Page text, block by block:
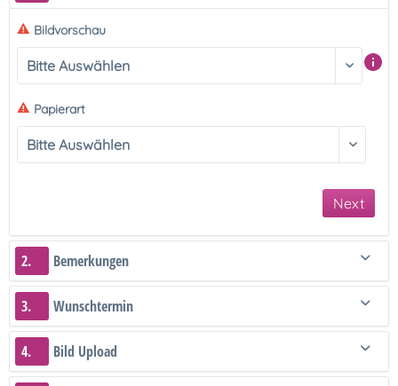
Bildvorschau
Papierart
Next
2. Bemerkungen
3. Wunschtermin
4. Bild Upload